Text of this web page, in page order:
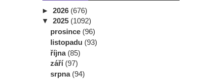
► 2026 (676)
▼ 2025 (1092)
prosince (96)
listopadu (93)
října (85)
září (97)
srpna (94)